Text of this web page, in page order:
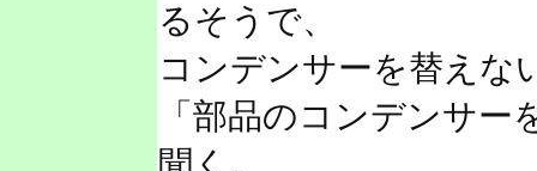
るそうで、
コンデンサーを替えな
「部品のコンデンサ